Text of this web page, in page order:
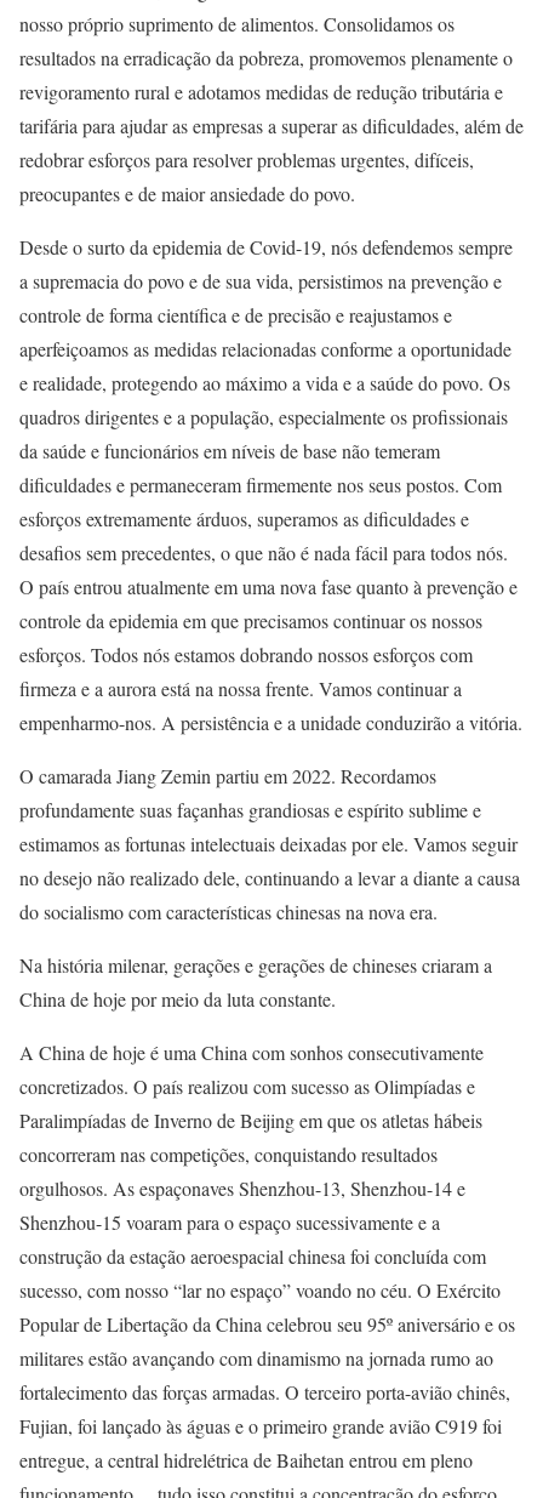
nosso próprio suprimento de alimentos. Consolidamos os
resultados na erradicação da pobreza, promovemos plenamente o
revigoramento rural e adotamos medidas de redução tributária e
tarifária para ajudar as empresas a superar as dificuldades, além de
redobrar esforços para resolver problemas urgentes, difíceis,
preocupantes e de maior ansiedade do povo.
Desde o surto da epidemia de Covid-19, nós defendemos sempre
a supremacia do povo e de sua vida, persistimos na prevenção e
controle de forma científica e de precisão e reajustamos e
aperfeiçoamos as medidas relacionadas conforme a oportunidade
e realidade, protegendo ao máximo a vida e a saúde do povo. Os
quadros dirigentes e a população, especialmente os profissionais
da saúde e funcionários em níveis de base não temeram
dificuldades e permaneceram firmemente nos seus postos. Com
esforços extremamente árduos, superamos as dificuldades e
desafios sem precedentes, o que não é nada fácil para todos nós.
O país entrou atualmente em uma nova fase quanto à prevenção e
controle da epidemia em que precisamos continuar os nossos
esforços. Todos nós estamos dobrando nossos esforços com
firmeza e a aurora está na nossa frente. Vamos continuar a
empenharmo-nos. A persistência e a unidade conduzirão a vitória.
O camarada Jiang Zemin partiu em 2022. Recordamos
profundamente suas façanhas grandiosas e espírito sublime e
estimamos as fortunas intelectuais deixadas por ele. Vamos seguir
no desejo não realizado dele, continuando a levar a diante a causa
do socialismo com características chinesas na nova era.
Na história milenar, gerações e gerações de chineses criaram a
China de hoje por meio da luta constante.
A China de hoje é uma China com sonhos consecutivamente
concretizados. O país realizou com sucesso as Olimpíadas e
Paralimpíadas de Inverno de Beijing em que os atletas hábeis
concorreram nas competições, conquistando resultados
orgulhosos. As espaçonaves Shenzhou-13, Shenzhou-14 e
Shenzhou-15 voaram para o espaço sucessivamente e a
construção da estação aeroespacial chinesa foi concluída com
sucesso, com nosso “lar no espaço” voando no céu. O Exército
Popular de Libertação da China celebrou seu 95º aniversário e os
militares estão avançando com dinamismo na jornada rumo ao
fortalecimento das forças armadas. O terceiro porta-avião chinês,
Fujian, foi lançado às águas e o primeiro grande avião C919 foi
entregue, a central hidrelétrica de Baihetan entrou em pleno